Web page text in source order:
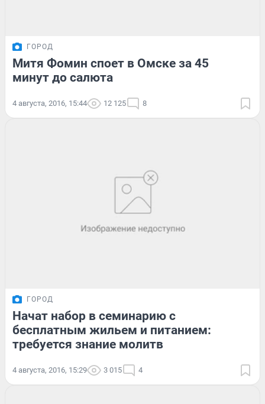
ГОРОД
Митя Фомин споет в Омске за 45
минут до салюта
4 августа, 2016, 15:44 12 125 8
ГОРОД
Начат набор в семинарию с
бесплатным жильем и питанием:
требуется знание молитв
4 августа, 2016, 15:29 3 015 4